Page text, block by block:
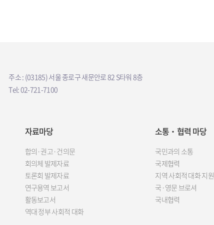
주소 : (03185) 서울 종로구 새문안로 82 S타워 8층
Tel: 02-721-7100
자료마당
합의·권고·건의문
회의체 발제자료
토론회 발제자료
연구용역 보고서
활동보고서
역대 정부 사회적 대화
소통‧협력 마당
국민과의 소통
국제협력
지역 사회적 대화 지원
국·영문 브로셔
국내협력